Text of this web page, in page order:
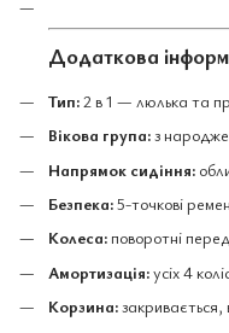
Додаткова
Тип:2 в 1 — люлька та
Вікова група:з
Напрямок сидіння:
Безпека:5-точкові
Колеса: поворотні
Амортизація:усіх 4
Корзина: